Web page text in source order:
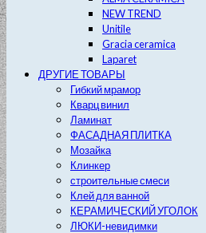
NEW TREND
Unitile
Gracia ceramica
Laparet
ДРУГИЕ ТОВАРЫ
Гибкий мрамор
Кварц винил
Ламинат
ФАСАДНАЯ ПЛИТКА
Мозайка
Клинкер
строительные смеси
Клей для ванной
КЕРАМИЧЕСКИЙ УГОЛОК
ЛЮКИ-невидимки